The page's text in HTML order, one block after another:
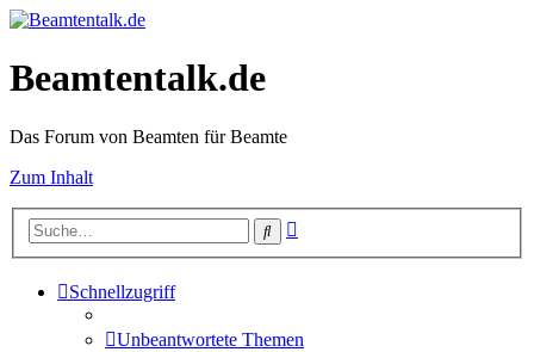
Beamtentalk.de
Das Forum von Beamten für Beamte
Zum Inhalt
Suche
Schnellzugriff
Unbeantwortete Themen